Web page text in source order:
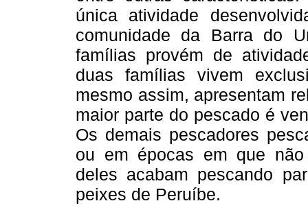
única atividade
comunidade da Barra do
famílias provém de
duas famílias vivem
mesmo assim, apresentam
maior parte do pescado é
Os demais pescadores
ou em épocas em que
deles acabam pescando
peixes de Peruíbe.